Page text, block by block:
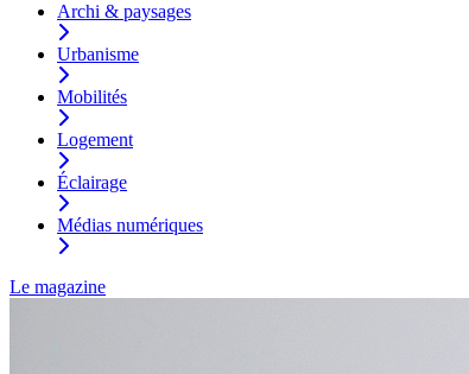
Archi & paysages
Urbanisme
Mobilités
Logement
Éclairage
Médias numériques
Le magazine